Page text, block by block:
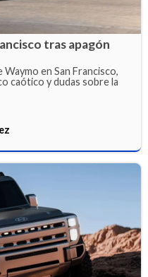
tras apagón
en San Francisco,
caótico y dudas sobre la